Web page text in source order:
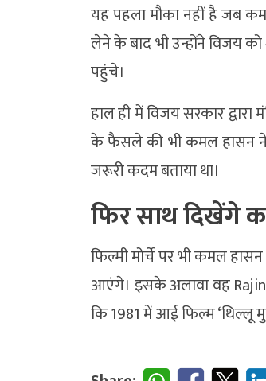
यह पहला मौका नहीं है जब
लेने के बाद भी उन्होंने विजय
पहुंचे।
हाल ही में विजय सरकार
के फैसले की भी कमल हासन ने
जरूरी कदम बताया था।
फिर साथ दिखेंगे
फिल्मी मोर्चे पर भी कमल
आएंगे। इसके अलावा वह
कि 1981 में आई फिल्म ‘थिल्लू